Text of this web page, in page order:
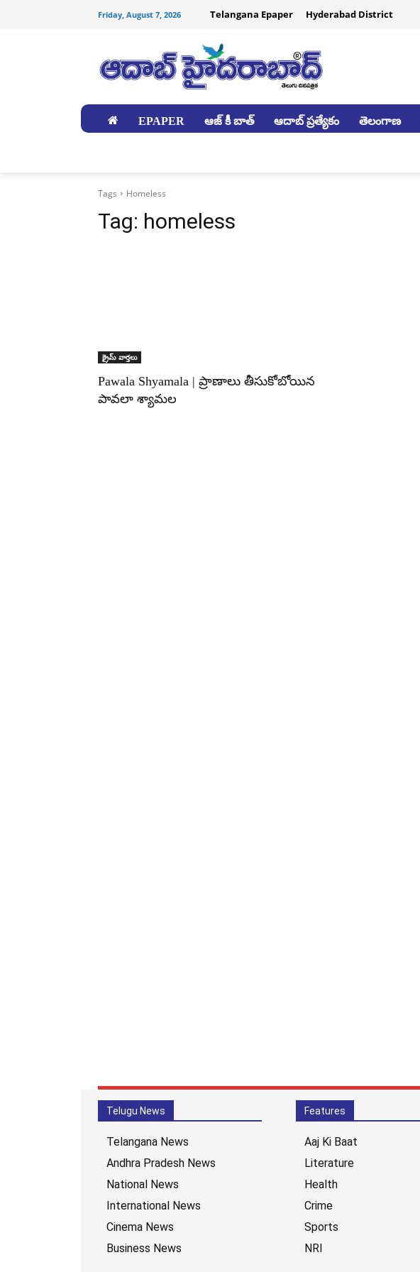
Friday, August 7, 2026 Telangana Epaper Hyderabad District
EPAPER ఆజ్ కీ బాత్ ఆదాబ్ ప్రత్యేకం తెలంగాణ
Tags Homeless
Tag: homeless
క్రైమ్ వార్తలు
Pawala Shyamala | ప్రాణాలు తీసుకోబోయిన
పావలా శ్యామల
Telugu News
Telangana News
Andhra Pradesh News
National News
International News
Cinema News
Business News
Features
Aaj Ki Baat
Literature
Health
Crime
Sports
NRI